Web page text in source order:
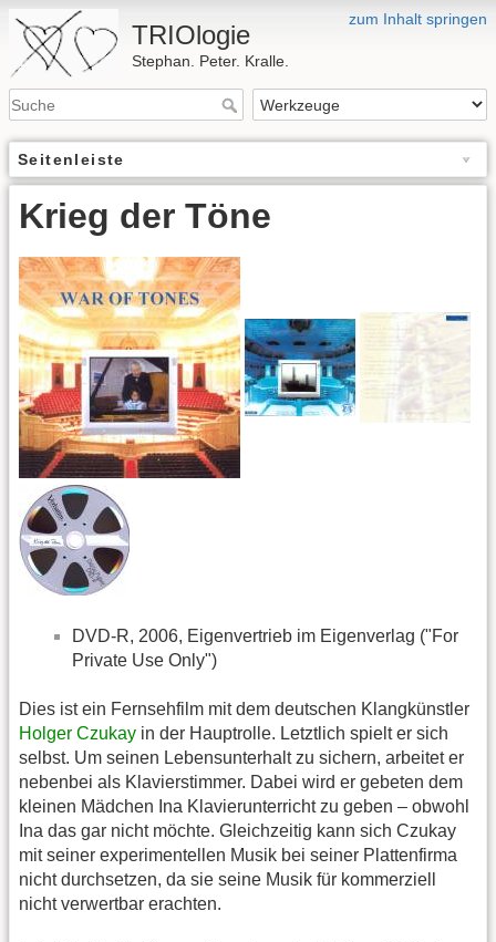
zum Inhalt springen
TRIOlogie
Stephan. Peter. Kralle.
Seitenleiste
Krieg der Töne
DVD-R, 2006, Eigenvertrieb im Eigenverlag ("For
Private Use Only")
Dies ist ein Fernsehfilm mit dem deutschen Klangkünstler
Holger Czukay in der Hauptrolle. Letztlich spielt er sich
selbst. Um seinen Lebensunterhalt zu sichern, arbeitet er
nebenbei als Klavierstimmer. Dabei wird er gebeten dem
kleinen Mädchen Ina Klavierunterricht zu geben – obwohl
Ina das gar nicht möchte. Gleichzeitig kann sich Czukay
mit seiner experimentellen Musik bei seiner Plattenfirma
nicht durchsetzen, da sie seine Musik für kommerziell
nicht verwertbar erachten.